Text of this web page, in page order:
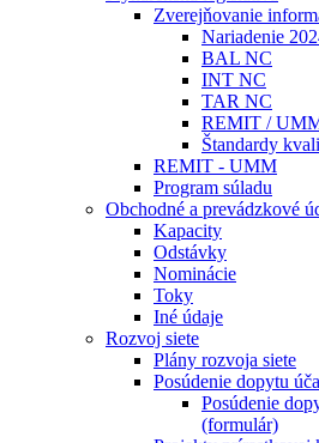
Zverejňovanie
Nariadenie
BAL NC
INT NC
TAR NC
REMIT /
Štandardy
REMIT - UMM
Program súladu
Obchodné a prevádzkové
Kapacity
Odstávky
Nominácie
Toky
Iné údaje
Rozvoj siete
Plány rozvoja siete
Posúdenie dopytu
Posúdenie
(formulár)